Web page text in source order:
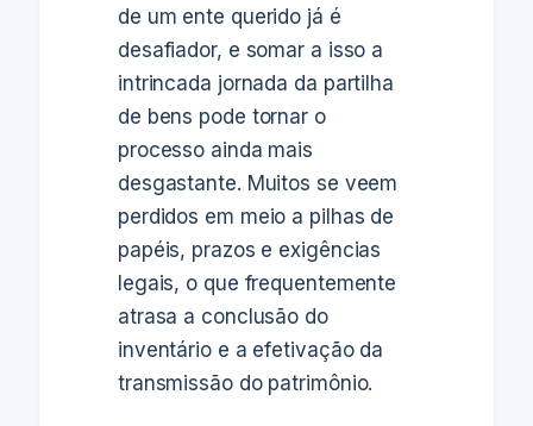
de um ente querido já é
desafiador, e somar a isso a
intrincada jornada da partilha
de bens pode tornar o
processo ainda mais
desgastante. Muitos se veem
perdidos em meio a pilhas de
papéis, prazos e exigências
legais, o que frequentemente
atrasa a conclusão do
inventário e a efetivação da
transmissão do patrimônio.